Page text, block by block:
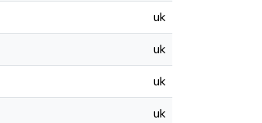
uk
uk
uk
uk